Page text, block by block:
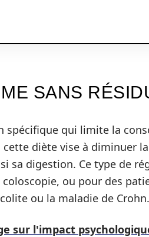
SANS
spécifique qui limite la
diète vise à diminuer
sa digestion. Ce type de
ou pour des
ou la maladie de Crohn.
sur l'impact